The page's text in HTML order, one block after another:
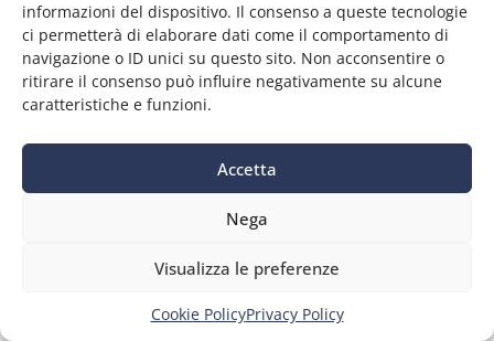
informazioni del dispositivo. Il consenso a queste tecnologie
ci permetterà di elaborare dati come il comportamento di
navigazione o ID unici su questo sito. Non acconsentire o
ritirare il consenso può influire negativamente su alcune
caratteristiche e funzioni.
Accetta
Nega
Visualizza le preferenze
Cookie PolicyPrivacy Policy